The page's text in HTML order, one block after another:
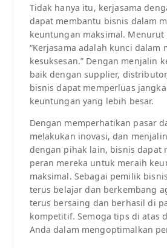
Tidak hanya itu, kerjasama
dapat membantu bisnis dalam
keuntungan maksimal. Menurut
“Kerjasama adalah kunci dalam
kesuksesan.” Dengan menjalin
baik dengan supplier,
bisnis dapat memperluas
keuntungan yang lebih besar.
Dengan memperhatikan pasar
melakukan inovasi, dan
dengan pihak lain, bisnis dapat
peran mereka untuk meraih
maksimal. Sebagai pemilik
terus belajar dan berkembang
terus bersaing dan berhasil di
kompetitif. Semoga tips di atas
Anda dalam mengoptimalkan